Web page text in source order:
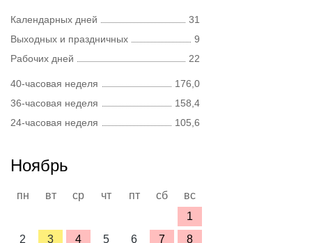
Календарных дней
31
Выходных и праздничных
9
Рабочих дней
22
40-часовая неделя
176,0
36-часовая неделя
158,4
24-часовая неделя
105,6
Ноябрь
пн вт ср чт пт сб
вс
1
2
3 4 5 6 7 8